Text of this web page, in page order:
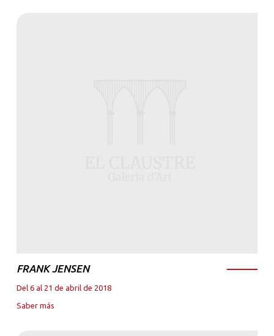
FRANK JENSEN
Del 6 al 21 de abril de 2018
Saber más